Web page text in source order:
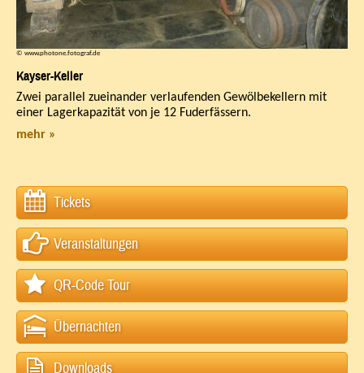
© www.photone.fotograf.de
Kayser-Keller
Zwei parallel zueinander verlaufenden Gewölbekellern mit
einer Lagerkapazität von je 12 Fuderfässern.
mehr »
Tickets
Veranstaltungen
QR-Code Tour
Übernachten
Downloads